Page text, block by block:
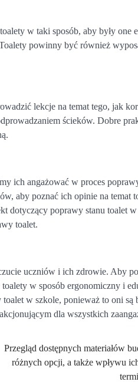
w taki sposób, aby były one
powinny być również
lekcje na temat tego, jak
ścieków. Dobre
ich angażować w proces
aby poznać ich opinie na temat
dotyczący poprawy stanu toalet
toalet.
uczniów i ich zdrowie. Aby
w sposób ergonomiczny i
w szkole, ponieważ to oni
dla wszystkich
Przegląd dostępnych materiałów
różnych opcji, a także wpływu